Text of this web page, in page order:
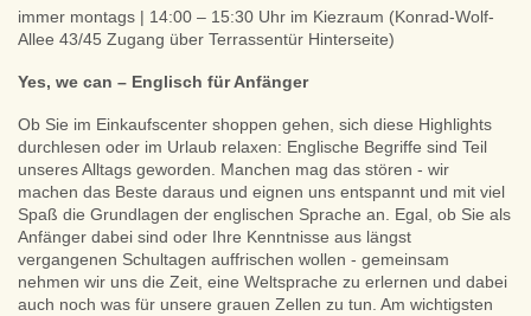
immer montags | 14:00 – 15:30 Uhr im Kiezraum (Konrad-Wolf-
Allee 43/45 Zugang über Terrassentür Hinterseite)
Yes, we can – Englisch für Anfänger
Ob Sie im Einkaufscenter shoppen gehen, sich diese Highlights
durchlesen oder im Urlaub relaxen: Englische Begriffe sind Teil
unseres Alltags geworden. Manchen mag das stören - wir
machen das Beste daraus und eignen uns entspannt und mit viel
Spaß die Grundlagen der englischen Sprache an. Egal, ob Sie als
Anfänger dabei sind oder Ihre Kenntnisse aus längst
vergangenen Schultagen auffrischen wollen - gemeinsam
nehmen wir uns die Zeit, eine Weltsprache zu erlernen und dabei
auch noch was für unsere grauen Zellen zu tun. Am wichtigsten